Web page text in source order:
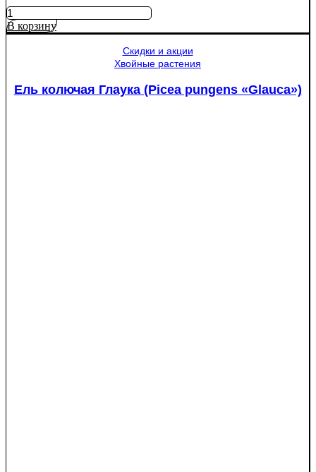
Количество
товара
Яблоня
В корзину
Скидки и акции
Хвойные растения
Ель колючая Глаука (Picea pungens «Glauca»)